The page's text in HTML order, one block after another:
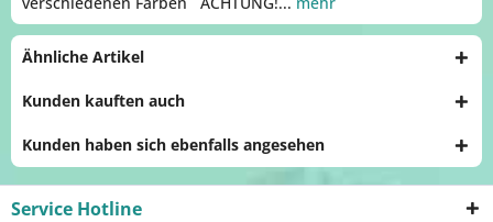
Ähnliche Artikel
Kunden kauften auch
Kunden haben sich ebenfalls angesehen
Service Hotline